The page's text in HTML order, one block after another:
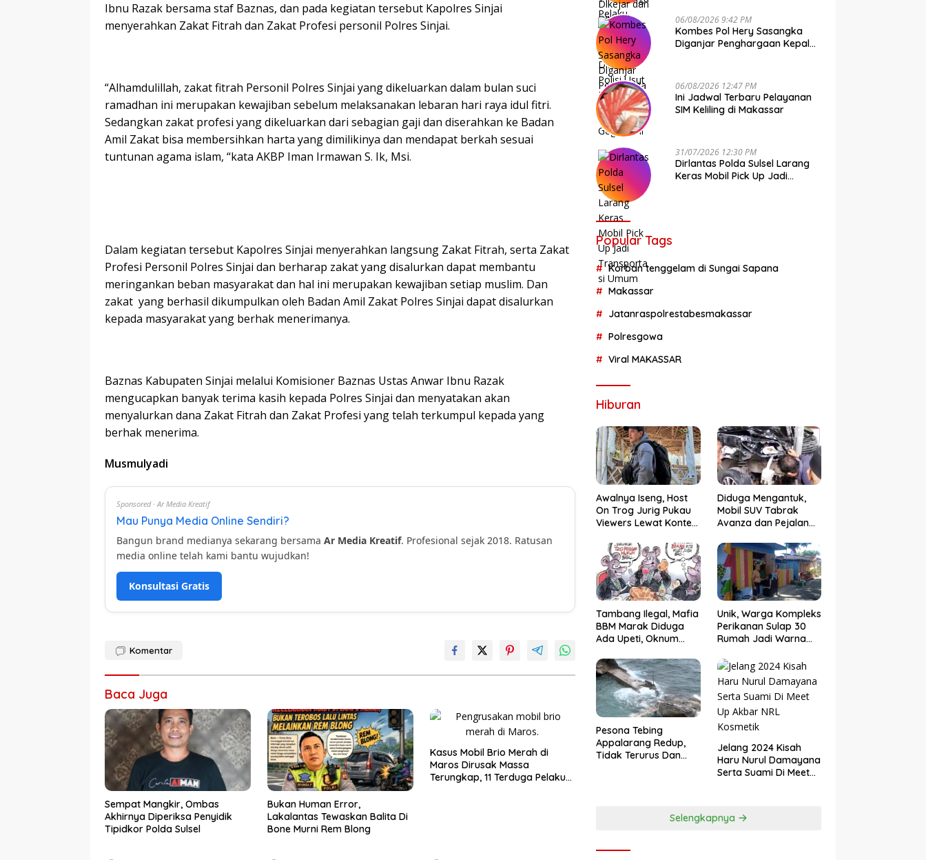
Ibnu Razak bersama staf Baznas, dan pada kegiatan tersebut Kapolres Sinjai
menyerahkan Zakat Fitrah dan Zakat Profesi personil Polres Sinjai.
“Alhamdulillah, zakat fitrah Personil Polres Sinjai yang dikeluarkan dalam bulan suci
ramadhan ini merupakan kewajiban sebelum melaksanakan lebaran hari raya idul fitri.
Sedangkan zakat profesi yang dikeluarkan dari sebagian gaji dan diserahkan ke Badan
Amil Zakat bisa membersihkan harta yang dimilikinya dan mendapat berkah sesuai
tuntunan agama islam, “kata AKBP Iman Irmawan S. Ik, Msi.
Dalam kegiatan tersebut Kapolres Sinjai menyerahkan langsung Zakat Fitrah, serta Zakat
Profesi Personil Polres Sinjai dan berharap zakat yang disalurkan dapat membantu
meringankan beban masyarakat dan hal ini merupakan kewajiban setiap muslim. Dan
zakat yang berhasil dikumpulkan oleh Badan Amil Zakat Polres Sinjai dapat disalurkan
kepada masyarakat yang berhak menerimanya.
Baznas Kabupaten Sinjai melalui Komisioner Baznas Ustas Anwar Ibnu Razak
mengucapkan banyak terima kasih kepada Polres Sinjai dan menyatakan akan
menyalurkan dana Zakat Fitrah dan Zakat Profesi yang telah terkumpul kepada yang
berhak menerima.
Musmulyadi
Sponsored · Ar Media Kreatif
Mau Punya Media Online Sendiri?
Bangun brand medianya sekarang bersama Ar Media Kreatif. Profesional sejak 2018. Ratusan
media online telah kami bantu wujudkan!
Konsultasi Gratis
Komentar
Baca Juga
Sempat Mangkir, Ombas
Akhirnya Diperiksa Penyidik
Tipidkor Polda Sulsel
Bukan Human Error,
Lakalantas Tewaskan Balita Di
Bone Murni Rem Blong
Kasus Mobil Brio Merah di
Maros Dirusak Massa
Terungkap, 11 Terduga Pelaku
06/08/2026 9:42 PM
Kombes Pol Hery Sasangka
Diganjar Penghargaan Kepala
06/08/2026 12:47 PM
Ini Jadwal Terbaru Pelayanan
SIM Keliling di Makassar
31/07/2026 12:30 PM
Dirlantas Polda Sulsel Larang
Keras Mobil Pick Up Jadi
Popular Tags
Korban tenggelam di Sungai Sapana
Makassar
Jatanraspolrestabesmakassar
Polresgowa
Viral MAKASSAR
Hiburan
Awalnya Iseng, Host
On Trog Jurig Pukau
Viewers Lewat Konten
Diduga Mengantuk,
Mobil SUV Tabrak
Avanza dan Pejalan
Pallangga Gowa
Tambang Ilegal, Mafia
BBM Marak Diduga
Ada Upeti, Oknum
Nama Kapolda Sulsel
Unik, Warga Kompleks
Perikanan Sulap 30
Rumah Jadi Warna
Pesona Tebing
Appalarang Redup,
Tidak Terurus Dan
Jelang 2024 Kisah
Haru Nurul Damayana
Serta Suami Di Meet
Selengkapnya